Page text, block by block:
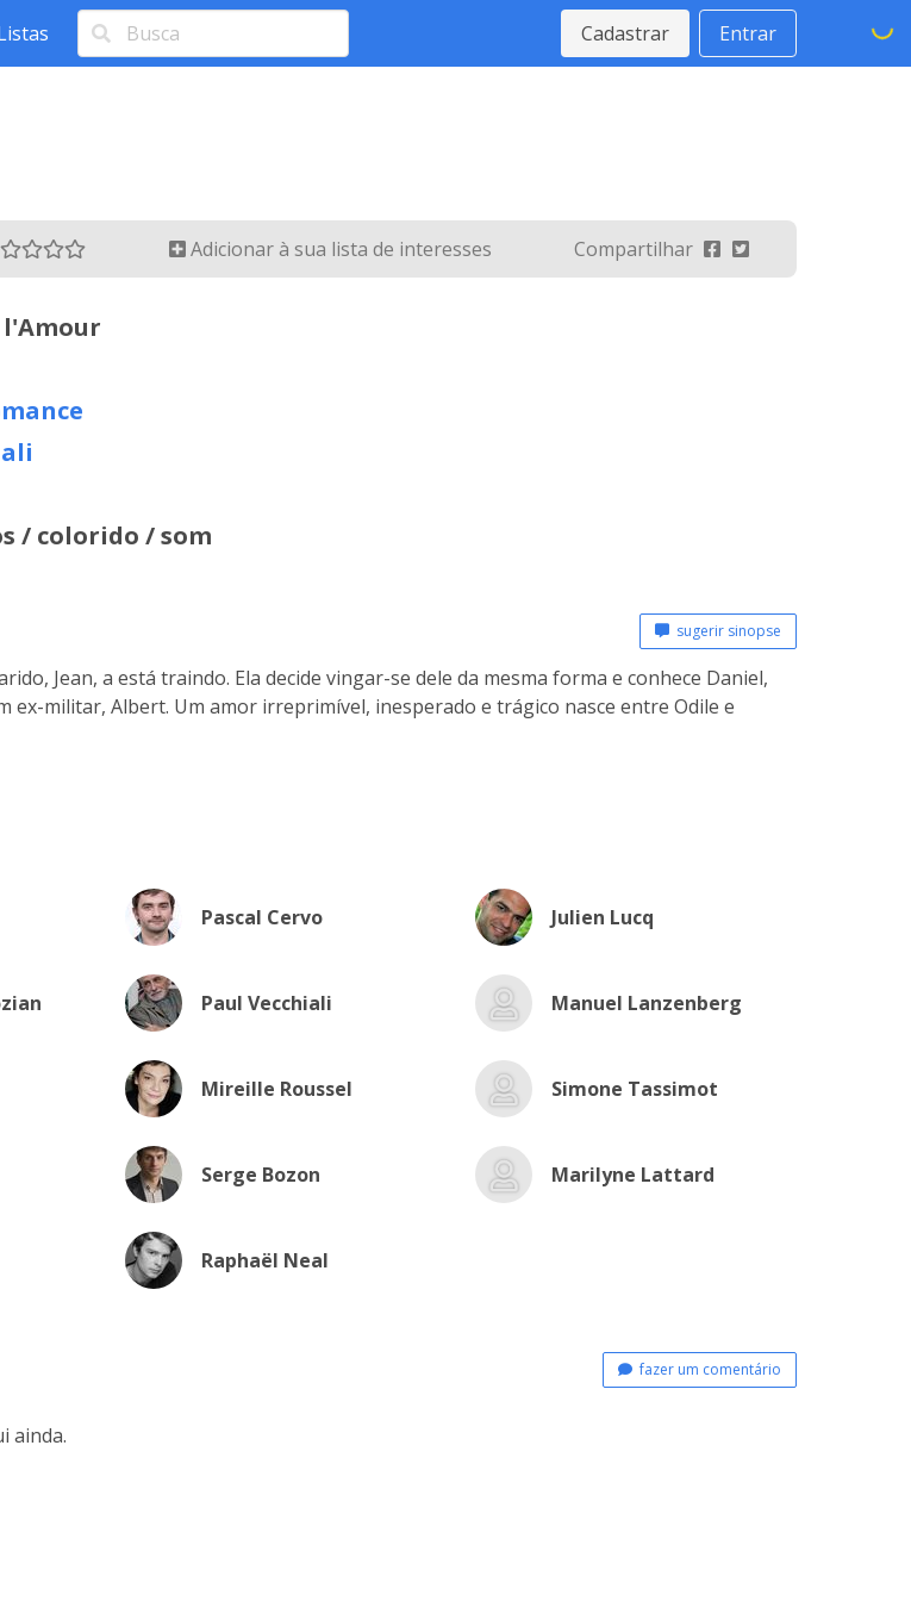
Cadastrar Entrar
Adicionar à sua lista de interesses Compartilhar
l'Amour
/ colorido / som
sugerir sinopse
Jean, a está traindo. Ela decide vingar-se dele da mesma forma e conhece Daniel,
ex-militar, Albert. Um amor irreprimível, inesperado e trágico nasce entre Odile e
Pascal Cervo Julien Lucq
Paul Vecchiali Manuel Lanzenberg
Mireille Roussel Simone Tassimot
Serge Bozon Marilyne Lattard
Raphaël Neal
fazer um comentário
ainda.